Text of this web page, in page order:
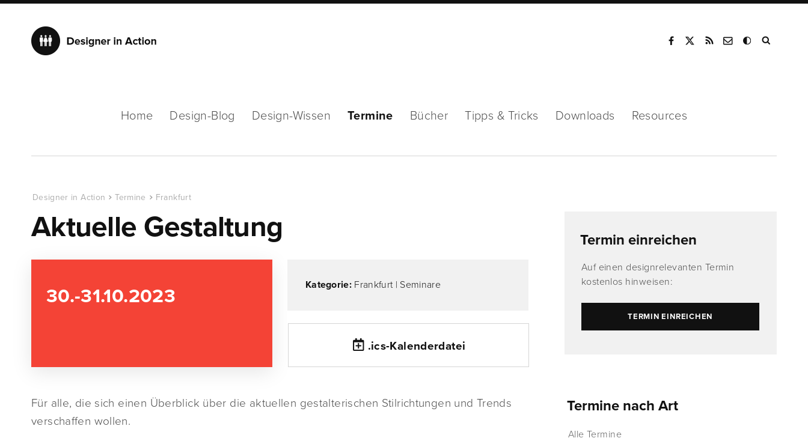
Home Design-Blog Design-Wissen Termine Bücher Tipps & Tricks Downloads Resources
Designer in Action Termine Frankfurt
Aktuelle Gestaltung
30.-31.10.2023 Kategorie: Frankfurt| Seminare
.ics-Kalenderdatei
Für alle, die sich einen Überblick über die aktuellen gestalterischen Stilrichtungen und Trends
verschaffen wollen.
Termin einreichen
Auf einen designrelevanten Termin
kostenlos hinweisen:
TERMIN EINREICHEN
Termine nach Art
Alle Termine